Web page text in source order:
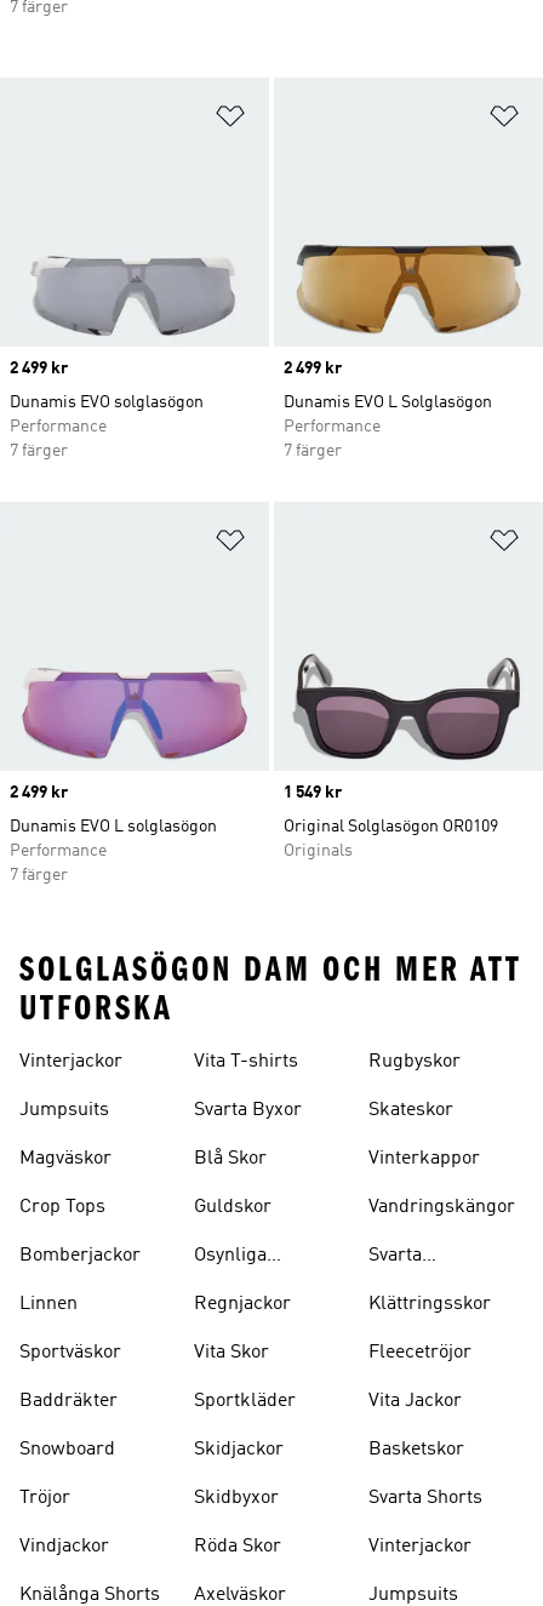
Price
2 499 kr
Dunamis EVO solglasögon
Performance
7 färger
Price
2 499 kr
Dunamis EVO L Solglasögon
Performance
7 färger
Price
2 499 kr
Dunamis EVO L solglasögon
Performance
7 färger
Price
1 549 kr
Original Solglasögon OR0109
Originals
7 färger
SOLGLASÖGON DAM OCH MER ATT
UTFORSKA
Vinterjackor
Jumpsuits
Magväskor
Crop Tops
Bomberjackor
Linnen
Sportväskor
Baddräkter
Snowboard
Tröjor
Vindjackor
Knälånga Shorts
Vita T-shirts
Svarta Byxor
Blå Skor
Guldskor
Osynliga
Regnjackor
Vita Skor
Sportkläder
Skidjackor
Skidbyxor
Röda Skor
Axelväskor
Rugbyskor
Skateskor
Vinterkappor
Vandringskängor
Svarta
Klättringsskor
Fleecetröjor
Vita Jackor
Basketskor
Svarta Shorts
Vinterjackor
Jumpsuits